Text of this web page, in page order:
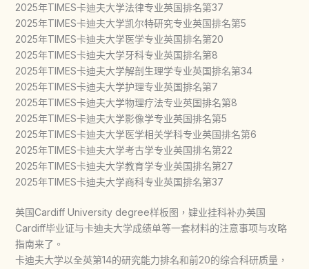
2025年TIMES卡迪夫大学法律专业英国排名第37
2025年TIMES卡迪夫大学凯尔特研究专业英国排名第5
2025年TIMES卡迪夫大学医学专业英国排名第20
2025年TIMES卡迪夫大学牙科专业英国排名第8
2025年TIMES卡迪夫大学解剖生理学专业英国排名第34
2025年TIMES卡迪夫大学护理专业英国排名第7
2025年TIMES卡迪夫大学物理疗法专业英国排名第8
2025年TIMES卡迪夫大学影像学专业英国排名第5
2025年TIMES卡迪夫大学医学相关学科专业英国排名第6
2025年TIMES卡迪夫大学考古学专业英国排名第22
2025年TIMES卡迪夫大学教育学专业英国排名第27
2025年TIMES卡迪夫大学商科专业英国排名第37
英国Cardiff University degree样板图，肄业挂科补办英国
Cardiff毕业证与卡迪夫大学成绩单等一套材料的注意事项与攻略
指南来了。
卡迪夫大学以全英第14的研究能力排名和前20的综合科研质量，